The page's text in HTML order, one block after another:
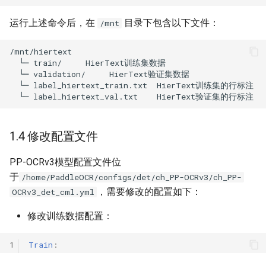
运行上述命令后，在 /mnt 目录下包含以下文件：
1.4 修改配置文件
PP-OCRv3模型配置文件位
于 /home/PaddleOCR/configs/det/ch_PP-OCRv3/ch_PP-
OCRv3_det_cml.yml
，需要修改的配置如下：
修改训练数据配置：
1
Train :